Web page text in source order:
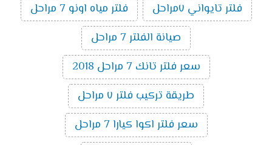
فلتر تايواني ٧مراحل
فلتر مياه اونو 7 مراحل
صيانة الفلتر 7 مراحل
سعر فلتر تانك 7 مراحل 2018
طريقة تركيب فلتر ٧ مراحل
سعر فلتر اكوا كيارا 7 مراحل